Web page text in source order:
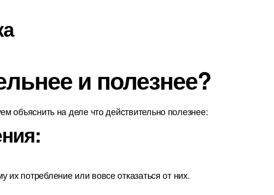
и полезнее?
объяснить на деле что действительно полезнее:
потребление или вовсе отказаться от них.